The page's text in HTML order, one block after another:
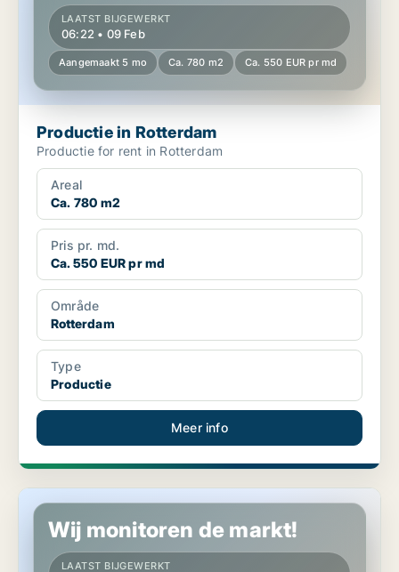
LAATST BIJGEWERKT
06:22 • 09 Feb
Aangemaakt 5 mo Ca. 780 m2 Ca. 550 EUR pr md
Productie in Rotterdam
Productie for rent in Rotterdam
Areal
Ca. 780 m2
Pris pr. md.
Ca. 550 EUR pr md
Område
Rotterdam
Type
Productie
Meer info
Productie in Rotterdam
Wij monitoren de markt!
LAATST BIJGEWERKT